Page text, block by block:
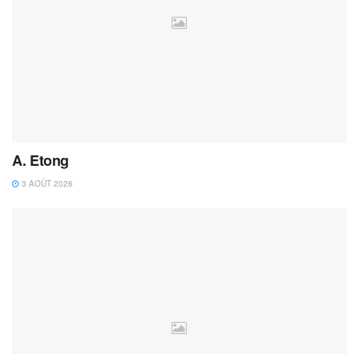
A. Etong
3 AOÛT 2026